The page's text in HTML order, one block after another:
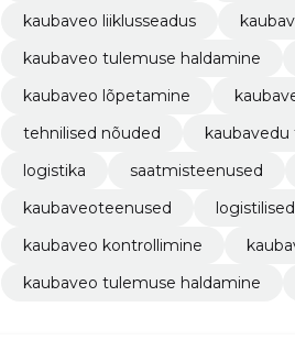
kaubaveo liiklusseadus
kaubaveo tulemuse haldamine
kaubaveo lõpetamine
tehnilised nõuded
logistika
saatmisteenused
kaubaveoteenused
kaubaveo kontrollimine
kaubaveo tulemuse haldamine